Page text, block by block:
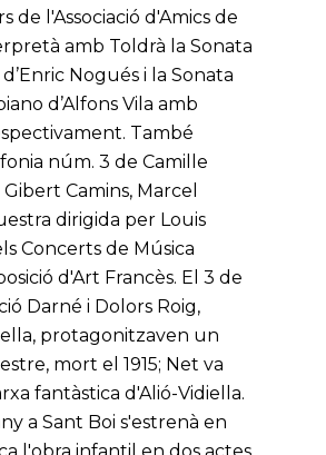
de l'Associació d'Amics de
amb Toldrà la Sonata
Nogués i la Sonata
d’Alfons Vila amb
També
núm. 3 de Camille
Camins, Marcel
dirigida per Louis
Concerts de Música
d'Art Francès. El 3 de
Darné i Dolors Roig,
protagonitzaven un
mort el 1915; Net va
fantàstica d'Alió-Vidiella.
a Sant Boi s'estrenà en